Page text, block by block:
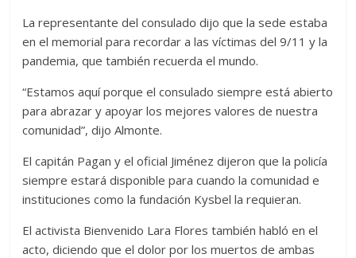
La representante del consulado dijo que la sede estaba
en el memorial para recordar a las víctimas del 9/11 y la
pandemia, que también recuerda el mundo.
“Estamos aquí porque el consulado siempre está abierto
para abrazar y apoyar los mejores valores de nuestra
comunidad”, dijo Almonte.
El capitán Pagan y el oficial Jiménez dijeron que la policía
siempre estará disponible para cuando la comunidad e
instituciones como la fundación Kysbel la requieran.
El activista Bienvenido Lara Flores también habló en el
acto, diciendo que el dolor por los muertos de ambas